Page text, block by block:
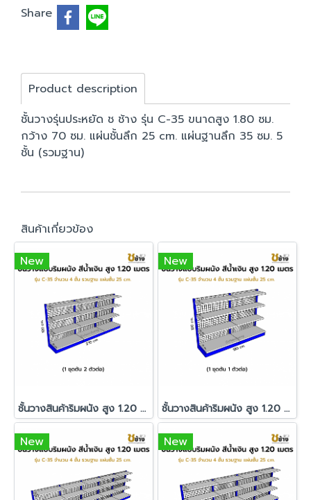
Share
Product description
ชั้นวางรุ่นประหยัด ช ช้าง รุ่น C-35 ขนาดสูง 1.80 ซม.
กว้าง 70 ซม. แผ่นชั้นลึก 25 cm. แผ่นฐานลึก 35 ซม. 5
ชั้น (รวมฐาน)
สินค้าเกี่ยวข้อง
New
ชั้นวางสินค้าริมผนัง สูง 1.20 ม. รุ่น C-35 1 ชุดต้น 2 ตัวต่อ
New
ชั้นวางสินค้าริมผนัง สูง 1.20 ม. รุ่น C-35 1 ชุดต้น 1 ตัวต่อ
New New